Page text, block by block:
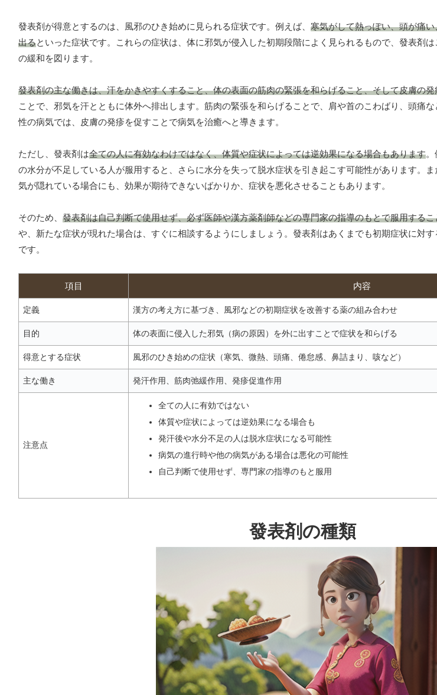
發表剤が得意とするのは、風邪のひき始めに見られる症状です。例えば、 寒気がして熱っぽい、頭が痛
出るといった症状です。これらの症状は、体に邪気が侵入した初期段階によく見られるもので、發表剤
の緩和を図ります。
發表剤の主な働きは、汗をかきやすくすること、体の表面の筋肉の緊張を和らげること、そして皮膚の
ことで、邪気を汗とともに体外へ排出します。筋肉の緊張を和らげることで、肩や首のこわばり、頭痛
性の病気では、皮膚の発疹を促すことで病気を治癒へと導きます。
ただし、發表剤は全ての人に有効なわけではなく、体質や症状によっては逆効果になる場合もあります
の水分が不足している人が服用すると、さらに水分を失って脱水症状を引き起こす可能性があります。
気が隠れている場合にも、効果が期待できないばかりか、症状を悪化させることもあります。
そのため、 發表剤は自己判断で使用せず、必ず医師や漢方薬剤師などの専門家の指導のもとで服用するこ
や、新たな症状が現れた場合は、すぐに相談するようにしましょう。發表剤はあくまでも初期症状に対
です。
項目 内容
定義 漢方の考え方に基づき、風邪などの初期症状を改善する薬の組み合わせ
目的 体の表面に侵入した邪気（病の原因）を外に出すことで症状を和らげる
得意とする症状 風邪のひき始めの症状（寒気、微熱、頭痛、倦怠感、鼻詰まり、咳など）
主な働き 発汗作用、筋肉弛緩作用、発疹促進作用
注意点
全ての人に有効ではない
体質や症状によっては逆効果になる場合も
発汗後や水分不足の人は脱水症状になる可能性
病気の進行時や他の病気がある場合は悪化の可能性
自己判断で使用せず、専門家の指導のもと服用
發表剤の種類